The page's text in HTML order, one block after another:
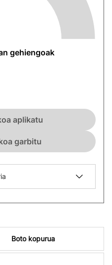
gehiengoak
aplikatu
garbitu
Boto kopurua